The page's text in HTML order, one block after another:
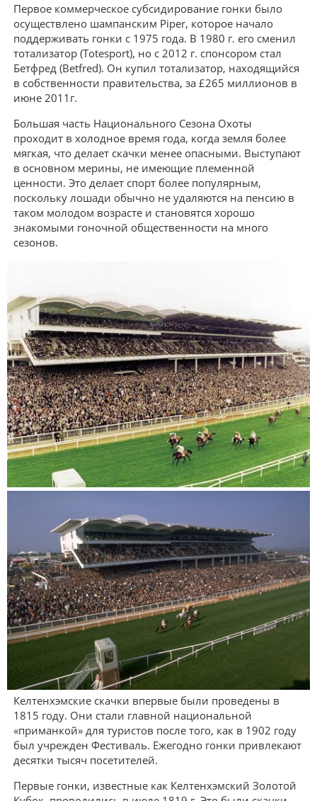
Первое коммерческое субсидирование гонки было
осуществлено шампанским Piper, которое начало
поддерживать гонки с 1975 года. В 1980 г. его сменил
тотализатор (Totesport), но с 2012 г. спонсором стал
Бетфред (Betfred). Он купил тотализатор, находящийся
в собственности правительства, за £265 миллионов в
июне 2011г.
Большая часть Национального Сезона Охоты
проходит в холодное время года, когда земля более
мягкая, что делает скачки менее опасными. Выступают
в основном мерины, не имеющие племенной
ценности. Это делает спорт более популярным,
поскольку лошади обычно не удаляются на пенсию в
таком молодом возрасте и становятся хорошо
знакомыми гоночной общественности на много
сезонов.
Келтенхэмские скачки впервые были проведены в
1815 году. Они стали главной национальной
«приманкой» для туристов после того, как в 1902 году
был учрежден Фестиваль. Ежегодно гонки привлекают
десятки тысяч посетителей.
Первые гонки, известные как Келтенхэмский Золотой